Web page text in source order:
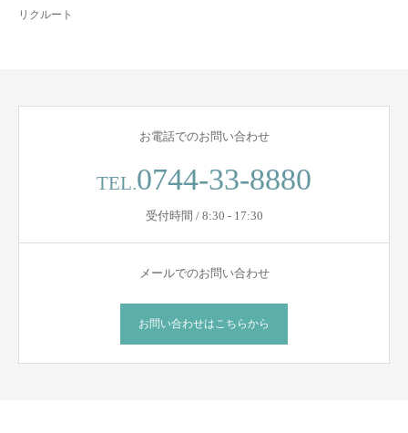
リクルート
お電話でのお問い合わせ
TEL.0744-33-8880
受付時間 / 8:30 - 17:30
メールでのお問い合わせ
お問い合わせはこちらから